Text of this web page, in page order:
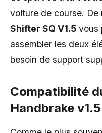
voiture de course. De
Shifter SQ V1.5 vous
assembler les deux
besoin de support
Compatibilité
Handbrake v1.5